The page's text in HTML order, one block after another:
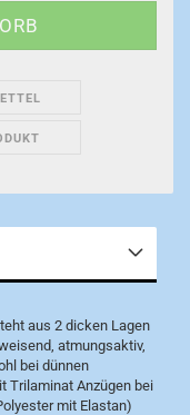
aus 2 dicken Lagen
atmungsaktiv,
bei dünnen
Trilaminat Anzügen bei
mit Elastan)